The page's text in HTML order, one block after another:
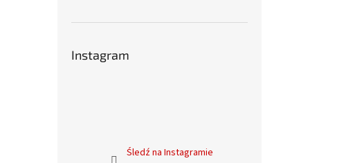
Instagram
Śledź na Instagramie